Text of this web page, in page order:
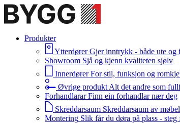
Produkter
Ytterdører Gjer inntrykk - både ute og
Showroom Sjå og kjenn kvaliteten sjølv
Innerdører For stil, funksjon og
Øvrige produkt Alt det andre som
Forhandlarar Finn ein forhandlar nær deg
Skreddarsaum Skreddarsaum av
Montering Slik får du døra på plass - steg